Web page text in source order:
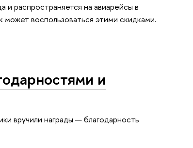
распространяется на авиарейсы в
воспользоваться этими скидками.
и
вручили награды — благодарность